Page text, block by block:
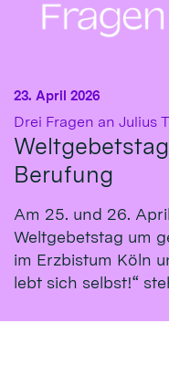
Drei Fragen an Julius
Berufung
23. April 2026
Am 25. und 26.
Weltgebetstag um
im Erzbistum Köln
lebt sich selbst!“